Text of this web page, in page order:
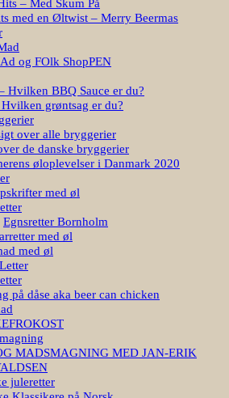
– Med Skum På
med en Øltwist – Merry Beermas
og FOlk ShopPEN
Hvilken BBQ Sauce er du?
grøntsag er du?
over alle bryggerier
de danske bryggerier
øloplevelser i Danmark 2020
med øl
Egnsretter Bornholm
med øl
med øl
på dåse aka beer can chicken
MADSMAGNING MED JAN-ERIK
juleretter